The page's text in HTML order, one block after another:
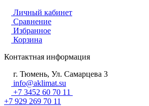
Личный кабинет
Сравнение
Избранное
Корзина
Контактная информация
г. Тюмень, Ул. Самарцева 3
info@aklimat.su
+7 3452 60 70 11
+7 929 269 70 11